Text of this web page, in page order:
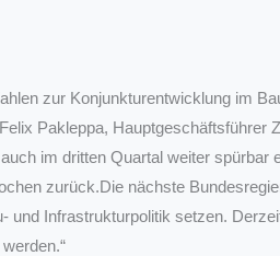
zur Konjunkturentwicklung im
Pakleppa, Hauptgeschäftsführer
im dritten Quartal weiter spürbar
zurück.Die nächste
und Infrastrukturpolitik setzen.